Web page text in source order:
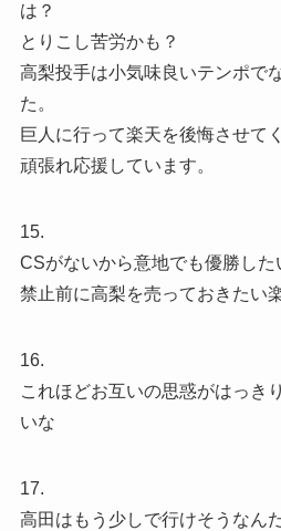
は？
とりこし苦労かも？
高梨投手は小気味良いテンポで
た。
巨人に行って楽天を後悔させて
頑張れ応援しています。
15.
CSがないから意地でも優勝した
禁止前に高梨を売っておきたい
16.
これほどお互いの思惑がはっき
いな
17.
高田はもう少しで行けそうなん